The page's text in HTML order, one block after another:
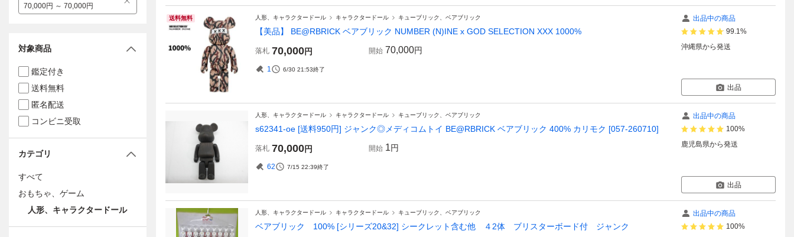
送料無料 人形、キャラクタードール キャラクタードール キューブリック、ベアブリック
【美品】 BE@RBRICK ベアブリック NUMBER (N)INE x GOD SELECTION XXX 1000%
落札 70,000円 開始 70,000円
1 6/30 21:53終了
出品中の商品
99.1%
沖縄県から発送
出品
人形、キャラクタードール キャラクタードール キューブリック、ベアブリック
s62341-oe [送料950円] ジャンク◎メディコムトイ BE@RBRICK ベアブリック 400% カリモク [057-260710]
落札 70,000円 開始 1円
62 7/15 22:39終了
出品中の商品
100%
鹿児島県から発送
出品
人形、キャラクタードール キャラクタードール キューブリック、ベアブリック
ベアブリック 100% [シリーズ20&32] シークレット含む他 ４2体 ブリスターボード付 ジャンク
出品中の商品
100%
70,000円 ～ 70,000円
対象商品
鑑定付き
送料無料
匿名配送
コンビニ受取
カテゴリ
すべて
おもちゃ、ゲーム
人形、キャラクタードール